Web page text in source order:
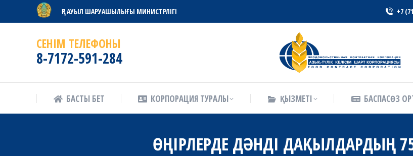
ҚР АУЫЛ ШАРУАШЫЛЫҒЫ МИНИСТРЛІГІ +7
СЕНІМ ТЕЛЕФОНЫ
8-7172-591-284
БАСТЫ БЕТ КОРПОРАЦИЯ ТУРАЛЫ ҚЫЗМЕТІ БАСПАСӨЗ
ӨҢІРЛЕРДЕ ДӘНДІ ДАҚЫЛДАРДЫҢ
БАСТЫ БЕТ КОРПОРАЦИЯ ТУРАЛЫ БАСПАСӨЗ